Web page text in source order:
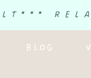
***
BLOG